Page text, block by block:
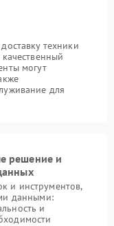
техники
могут
для
решение и
и инструментов,
данными:
и